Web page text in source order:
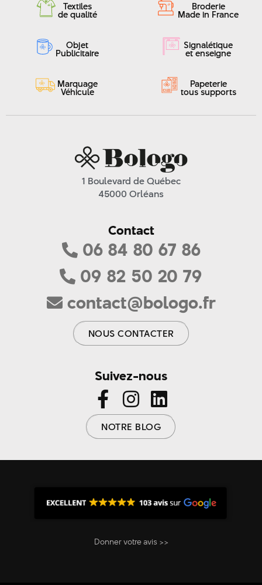
Textiles
de qualité
Broderie
Made in France
Objet
Publicitaire
Signalétique
et enseigne
Marquage
Véhicule
Papeterie
tous supports
1 Boulevard de Québec
45000 Orléans
Contact
06 84 80 67 86
09 82 50 20 79
contact@bologo.fr
NOUS CONTACTER
Suivez-nous
NOTRE BLOG
Donner votre avis >>